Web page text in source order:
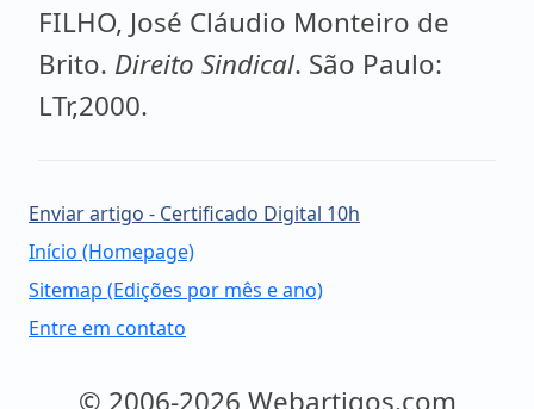
FILHO, José Cláudio Monteiro de
Brito. Direito Sindical. São Paulo:
LTr,2000.
Enviar artigo - Certificado Digital 10h
Início (Homepage)
Sitemap (Edições por mês e ano)
Entre em contato
© 2006-2026 Webartigos.com